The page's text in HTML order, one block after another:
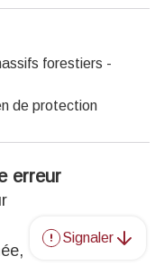
forestiers -
de protection
erreur
Signaler